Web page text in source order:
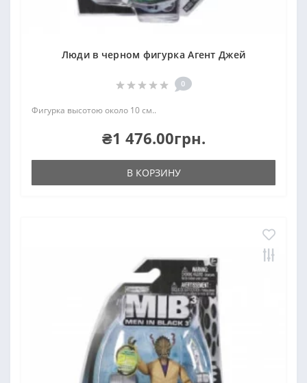
Люди в черном фигурка Агент Джей
0
Фигурка высотою около 10 см..
₴1 476.00грн.
В КОРЗИНУ